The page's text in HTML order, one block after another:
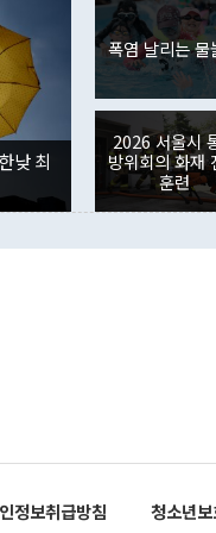
며 "정부 차원에서 (참석
은 "그것은 외교부의 몫"
잘랐다. 정 장관이 이날
않았다는 점에서 문제가
사합의 복원, 4자회담 추
권이라는 지적이 나오고
뒤 "여기 업무보고에 발
부의 한 소식통은 "정 장
를 거쳐 결정된 사안이 아
련 부처 장관이 정부의
하고 대통령의 면전에서 '
이나 미국은 북한에 선비
공하는 방식으로 이뤄졌
인의 해외투자가 80억
각각 증가했다. 증권투자
국인의 국내 주식 투자
감소하며 전월(-310억
경신했다. 외국인의 국
분기 말 만기도래 영향으
다. 내국인의 해외 증권
다.
낮 최
폭염 날리는 물
2026 서울시
방위회의 화재
훈련
정보취급방침 청소년